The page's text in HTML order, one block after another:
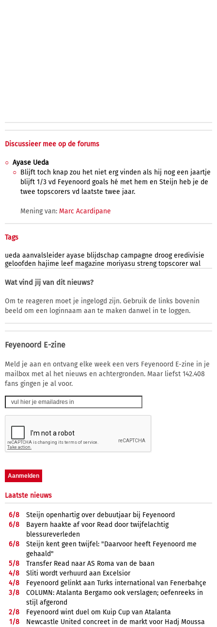
Discussieer mee op de forums
Ayase Ueda
Blijft toch knap zou het niet erg vinden als hij nog een jaartje
blijft 1/3 vd Feyenoord goals hé met hem en Steijn heb je de
twee topscorers vd laatste twee jaar.
Mening van: Marc Acardipane
Tags
ueda aanvalsleider ayase blijdschap campagne droog eredivisie
geloofden hajime leef magazine moriyasu streng topscorer wal
Wat vind jij van dit nieuws?
Om te reageren moet je ingelogd zijn. Gebruik de links bovenin
beeld om een loginnaam aan te maken danwel in te loggen.
Feyenoord E-zine
Meld je aan en ontvang elke week een vers Feyenoord E-zine in je
mailbox met al het nieuws en achtergronden. Maar liefst 142.408
fans gingen je al voor.
Laatste nieuws
6/8
Steijn openhartig over debuutjaar bij Feyenoord
6/8
Bayern haakte af voor Read door twijfelachtig
blessureverleden
6/8
Steijn kent geen twijfel: "Daarvoor heeft Feyenoord me
gehaald"
5/8
Transfer Read naar AS Roma van de baan
4/8
Sliti wordt verhuurd aan Excelsior
4/8
Feyenoord gelinkt aan Turks international van Fenerbahçe
3/8
COLUMN: Atalanta Bergamo ook verslagen; oefenreeks in
stijl afgerond
2/8
Feyenoord wint duel om Kuip Cup van Atalanta
1/8
Newcastle United concreet in de markt voor Hadj Moussa